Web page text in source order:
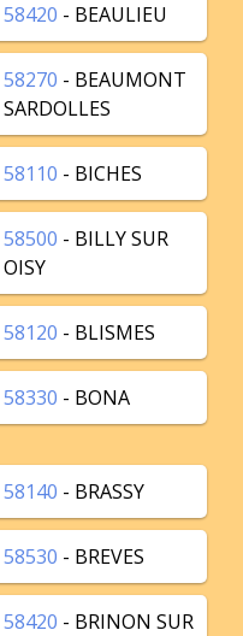
58420 - BEAULIEU
58270 - BEAUMONT
SARDOLLES
58110 - BICHES
58500 - BILLY SUR
OISY
58120 - BLISMES
58330 - BONA
58140 - BRASSY
58530 - BREVES
58420 - BRINON SUR